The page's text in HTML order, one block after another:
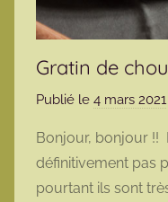
Gratin de
Publié le 4 mars 2021
Bonjour, bonjour !!
définitivement pas
pourtant ils sont